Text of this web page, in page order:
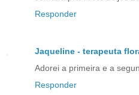
Responder
Jaqueline - terapeuta
Adorei a primeira e a
Responder